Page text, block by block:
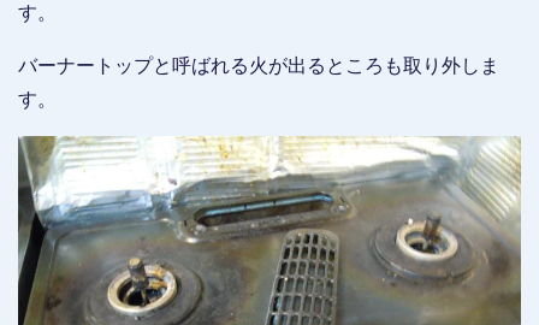
す。
バーナートップと呼ばれる火が出るところも取り外しま
す。